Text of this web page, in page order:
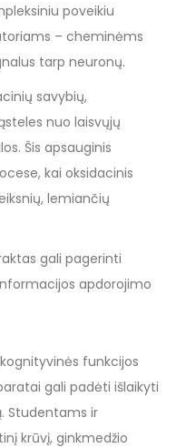
poveikiu
– cheminėms
tarp neuronų.
savybių,
nuo laisvųjų
Šis apsauginis
kai oksidacinis
lemiančių
gali pagerinti
apdorojimo
funkcijos
gali padėti išlaikyti
Studentams ir
krūvį, ginkmedžio